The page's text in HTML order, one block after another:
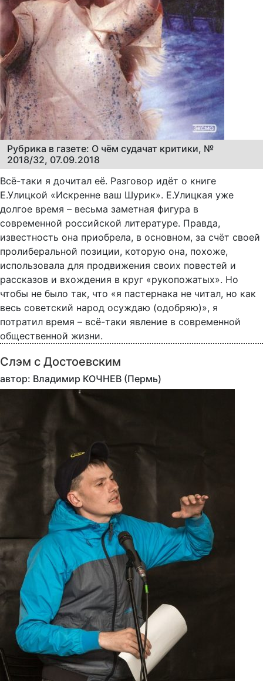
Рубрика в газете: О чём судачат критики, №
2018/32, 07.09.2018
Всё-таки я дочитал её. Разговор идёт о книге
Е.Улицкой «Искренне ваш Шурик». Е.Улицкая уже
долгое время – весьма заметная фигура в
современной российской литературе. Правда,
известность она приобрела, в основном, за счёт своей
пролиберальной позиции, которую она, похоже,
использовала для продвижения своих повестей и
рассказов и вхождения в круг «рукопожатых». Но
чтобы не было так, что «я пастернака не читал, но как
весь советский народ осуждаю (одобряю)», я
потратил время – всё-таки явление в современной
общественной жизни.
Слэм с Достоевским
автор: Владимир КОЧНЕВ (Пермь)